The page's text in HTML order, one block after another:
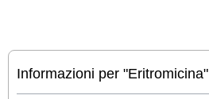
Informazioni per "Eritromicina"